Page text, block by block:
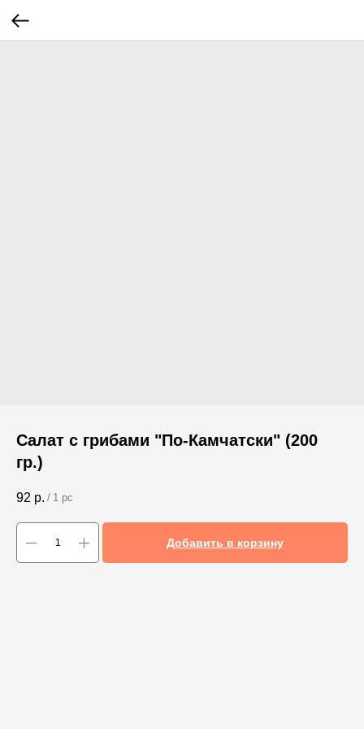
Салат с грибами "По-Камчатски" (200
гр.)
92 р. / 1 pc
Добавить в корзину